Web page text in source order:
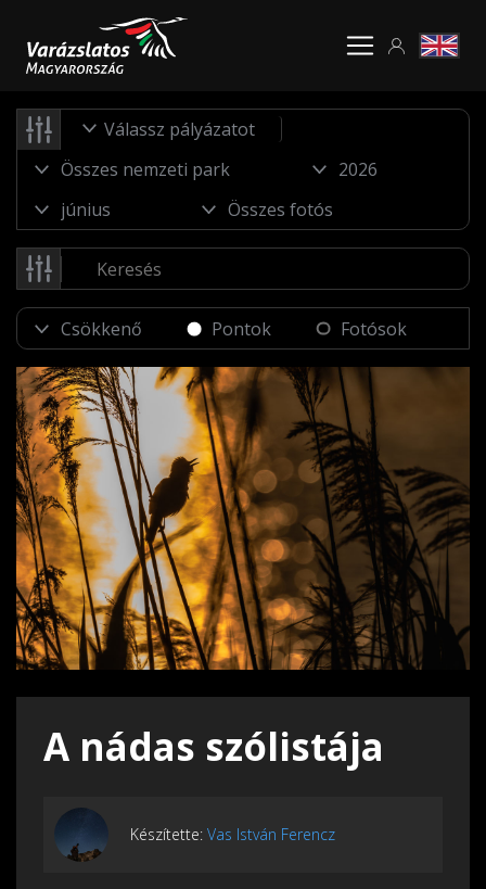
Válassz pályázatot
Pontok Fotósok
A nádas szólistája
Készítette: Vas István Ferencz